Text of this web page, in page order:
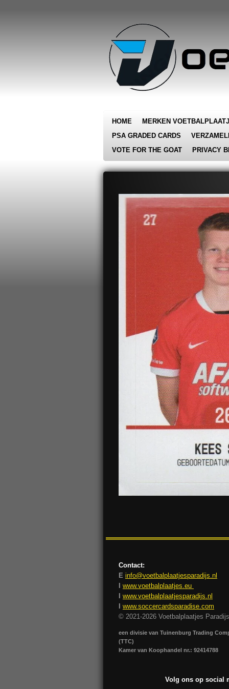
HOME MERKEN
PSA GRADED CARDS
VOTE FOR THE GOAT
PRIVACY
Contact:
E info@voetbalplaatjesparadijs.nl
I www.voetbalplaatjes.eu
I www.voetbalplaatjesparadijs.nl
I www.soccercardsparadise.com
© 2021-2026 Voetbalplaatjes Paradijs
een divisie van Tuinenburg Trading
(TTC)
Kamer van Koophandel nr.: 92414788
Volg ons op social